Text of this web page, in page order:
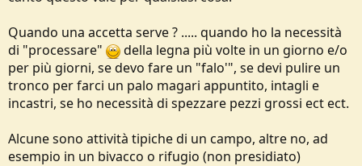
Quando una accetta serve ? ..... quando ho la necessità
di "processare"
della legna più volte in un giorno e/o
per più giorni, se devo fare un "falo'", se devi pulire un
tronco per farci un palo magari appuntito, intagli e
incastri, se ho necessità di spezzare pezzi grossi ect ect.
Alcune sono attività tipiche di un campo, altre no, ad
esempio in un bivacco o rifugio (non presidiato)